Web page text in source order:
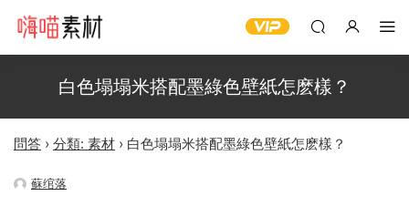
白色塌塌米搭配墨綠色壁紙怎麽樣？
問答 › 分類: 素材 › 白色塌塌米搭配墨綠色壁紙怎麽樣？
蘇绾落